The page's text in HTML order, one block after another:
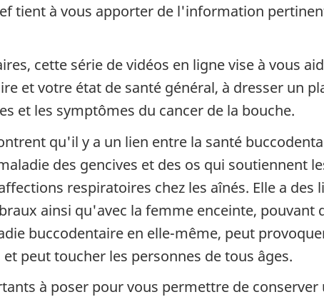
tient à vous apporter de l'information
cette série de vidéos en ligne vise à vous
et votre état de santé général, à dresser un
et les symptômes du cancer de la bouche.
qu'il y a un lien entre la santé
des gencives et des os qui soutiennent
respiratoires chez les aînés. Elle a des
ainsi qu'avec la femme enceinte, pouvant
buccodentaire en elle-même, peut
peut toucher les personnes de tous âges.
à poser pour vous permettre de